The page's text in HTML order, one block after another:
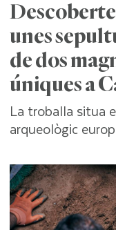
unes
de dos
úniques a
La troballa situa
arqueològic